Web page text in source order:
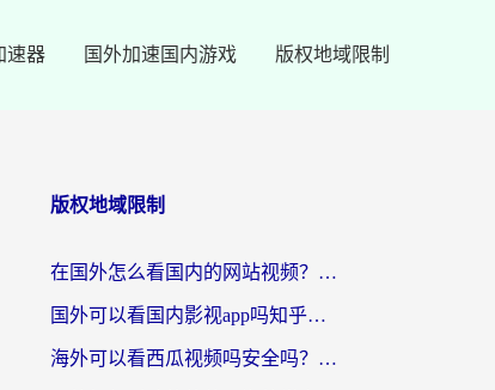
速器 国外加速国内游戏 版权地域限制
版权地域限制
在国外怎么看国内的网站视频？别再踩坑！选对加速器秒回国内冲浪
国外可以看国内影视app吗知乎？留学生亲测有效的回国加速方案
海外可以看西瓜视频吗安全吗？留学生亲测：3步解决回国追剧难题，附靠谱加速器推荐